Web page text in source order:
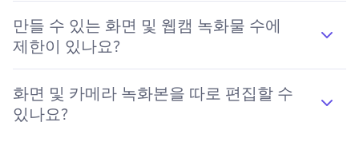
만들 수 있는 화면 및 웹캠 녹화물 수에
제한이 있나요?
화면 및 카메라 녹화본을 따로 편집할 수
있나요?